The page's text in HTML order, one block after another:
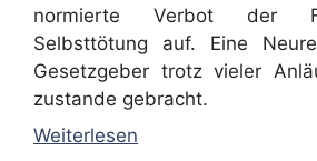
normierte Verbot der
Selbsttötung auf. Eine
Gesetzgeber trotz vieler
zustande gebracht.
Weiterlesen